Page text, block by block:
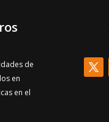
de
en
en el